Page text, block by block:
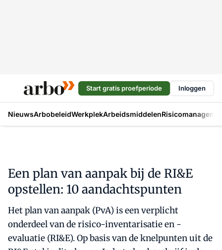
Start gratis proefperiode Inloggen
NieuwsArbobeleidWerkplekArbeidsmiddelen
Een plan van aanpak bij de RI&E
opstellen: 10 aandachtspunten
Het plan van aanpak (PvA) is een verplicht
onderdeel van de risico-inventarisatie en -
evaluatie (RI&E). Op basis van de knelpunten uit de